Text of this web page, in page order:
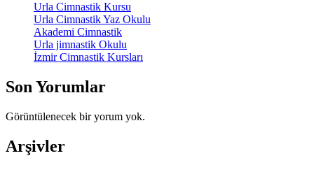
Urla Cimnastik Kursu
Urla Cimnastik Yaz Okulu
Akademi Cimnastik
Urla jimnastik Okulu
İzmir Cimnastik Kursları
Son Yorumlar
Görüntülenecek bir yorum yok.
Arşivler